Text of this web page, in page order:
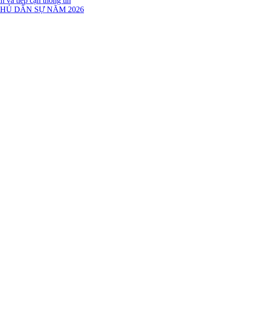
DÂN SỰ NĂM 2026